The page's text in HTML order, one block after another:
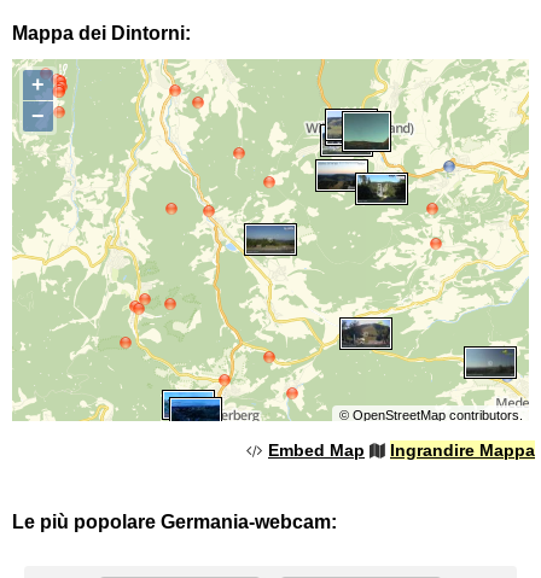
Mappa dei Dintorni:
+
−
© OpenStreetMapcontributors.
Embed Map Ingrandire Mappa
Le più popolare Germania-webcam: